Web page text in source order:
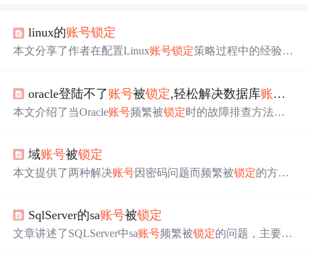
linux的账号锁定
本文分享了作者在配置Linux账号锁定策略过程中的经验教
间。文章强调了配置项的具体位置对策略生效的重要性，
并提供了针对root用户的额外配置建议。
oracle登陆不了账号被锁定,轻松解决数据库账号
本文介绍了当Oracle账号频繁被锁定时的故障排查方法。
定 。在案例中，'TrsAgent.exe'进程因密码不匹配导致登录
失败，超过设定的登录错误次数后账号被锁定。了解这些
域账号被锁定
本文提供了两种解决账号因密码问题而频繁被锁定的方
SqlServer的sa账号被锁定
文章讲述了SQLServer中sa账号频繁被锁定的问题，主要原